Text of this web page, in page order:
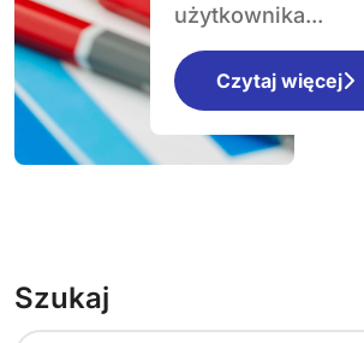
użytkownika...
Czytaj więcej
Szukaj